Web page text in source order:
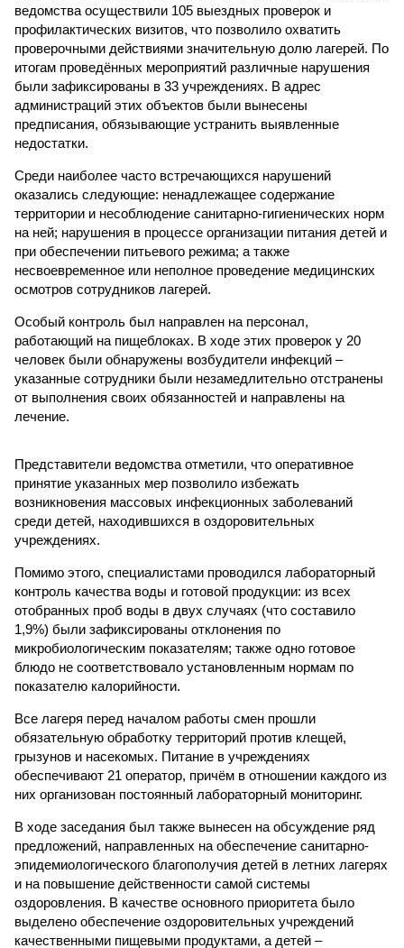
ведомства осуществили 105 выездных проверок и
профилактических визитов, что позволило охватить
проверочными действиями значительную долю лагерей. По
итогам проведённых мероприятий различные нарушения
были зафиксированы в 33 учреждениях. В адрес
администраций этих объектов были вынесены
предписания, обязывающие устранить выявленные
недостатки.
Среди наиболее часто встречающихся нарушений
оказались следующие: ненадлежащее содержание
территории и несоблюдение санитарно-гигиенических норм
на ней; нарушения в процессе организации питания детей и
при обеспечении питьевого режима; а также
несвоевременное или неполное проведение медицинских
осмотров сотрудников лагерей.
Особый контроль был направлен на персонал,
работающий на пищеблоках. В ходе этих проверок у 20
человек были обнаружены возбудители инфекций –
указанные сотрудники были незамедлительно отстранены
от выполнения своих обязанностей и направлены на
лечение.
Представители ведомства отметили, что оперативное
принятие указанных мер позволило избежать
возникновения массовых инфекционных заболеваний
среди детей, находившихся в оздоровительных
учреждениях.
Помимо этого, специалистами проводился лабораторный
контроль качества воды и готовой продукции: из всех
отобранных проб воды в двух случаях (что составило
1,9%) были зафиксированы отклонения по
микробиологическим показателям; также одно готовое
блюдо не соответствовало установленным нормам по
показателю калорийности.
Все лагеря перед началом работы смен прошли
обязательную обработку территорий против клещей,
грызунов и насекомых. Питание в учреждениях
обеспечивают 21 оператор, причём в отношении каждого из
них организован постоянный лабораторный мониторинг.
В ходе заседания был также вынесен на обсуждение ряд
предложений, направленных на обеспечение санитарно-
эпидемиологического благополучия детей в летних лагерях
и на повышение действенности самой системы
оздоровления. В качестве основного приоритета было
выделено обеспечение оздоровительных учреждений
качественными пищевыми продуктами, а детей –